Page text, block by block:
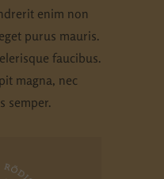
enim non
purus mauris.
faucibus.
magna, nec
semper.
Funktionen und
Website erforderlich.
anzeigen
Zugriff auf diese Inhalte